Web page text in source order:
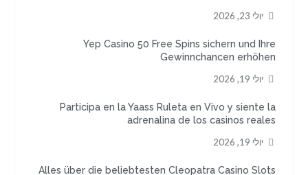
יולי 23, 2026
Yep Casino 50 Free Spins sichern und Ihre
Gewinnchancen erhöhen
יולי 19, 2026
Participa en la Yaass Ruleta en Vivo y siente la
adrenalina de los casinos reales
יולי 19, 2026
Alles über die beliebtesten Cleopatra Casino Slots